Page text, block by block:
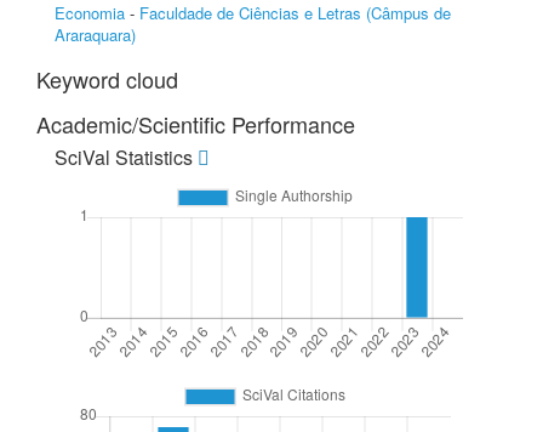
Economia - Faculdade de Ciências e Letras (Câmpus de
Araraquara)
Keyword cloud
Academic/Scientific Performance
SciVal Statistics